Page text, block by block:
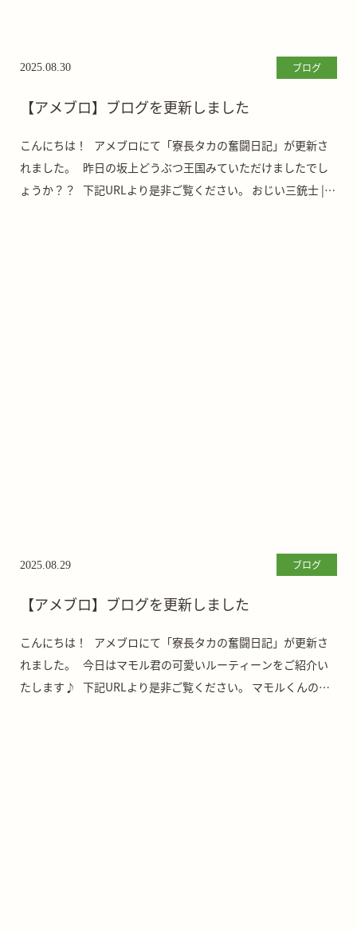
2025.08.30 ブログ
【アメブロ】ブログを更新しました
こんにちは！ アメブロにて「寮長タカの奮闘日記」が更新さ
れました。 昨日の坂上どうぶつ王国みていただけましたでし
ょうか？？ 下記URLより是非ご覧ください。 おじい三銃士 |
2025.08.29 ブログ
【アメブロ】ブログを更新しました
こんにちは！ アメブロにて「寮長タカの奮闘日記」が更新さ
れました。 今日はマモル君の可愛いルーティーンをご紹介い
たします♪ 下記URLより是非ご覧ください。 マモルくんの日